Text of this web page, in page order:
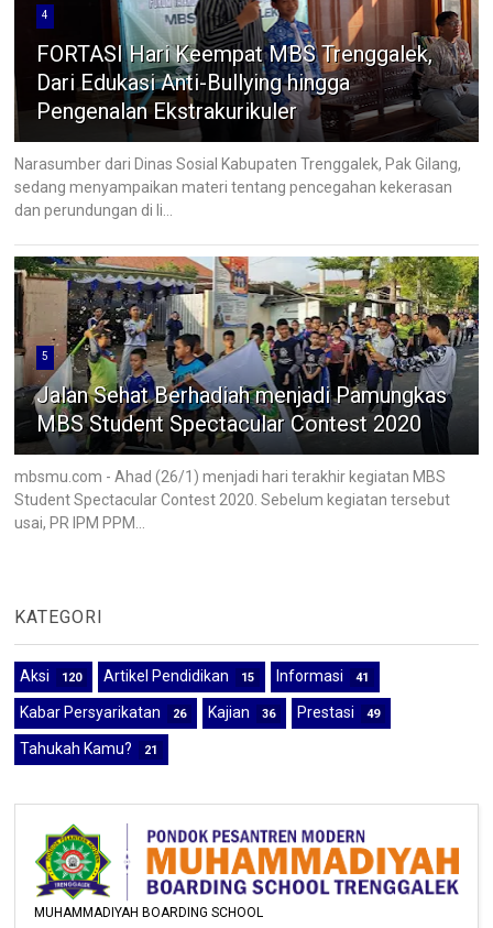
4
FORTASI Hari Keempat MBS Trenggalek,
Dari Edukasi Anti-Bullying hingga
Pengenalan Ekstrakurikuler
Narasumber dari Dinas Sosial Kabupaten Trenggalek, Pak Gilang,
sedang menyampaikan materi tentang pencegahan kekerasan
dan perundungan di li...
5
Jalan Sehat Berhadiah menjadi Pamungkas
MBS Student Spectacular Contest 2020
mbsmu.com - Ahad (26/1) menjadi hari terakhir kegiatan MBS
Student Spectacular Contest 2020. Sebelum kegiatan tersebut
usai, PR IPM PPM...
KATEGORI
Aksi 120 Artikel Pendidikan 15 Informasi 41
Kabar Persyarikatan 26 Kajian 36 Prestasi 49
Tahukah Kamu? 21
MUHAMMADIYAH BOARDING SCHOOL